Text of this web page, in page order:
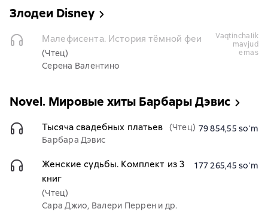
Злодеи Disney
Малефисента. История тёмной феи
(Чтец)
Серена Валентино
vaqtinchalik
mavjud
emas
Novel. Мировые хиты Барбары Дэвис
Тысяча свадебных платьев
(Чтец)
Барбара Дэвис
79 854,55 soʻm
Женские судьбы. Комплект из 3
книг
(Чтец)
Сара Джио, Валери Перрен и др.
177 265,45 soʻm